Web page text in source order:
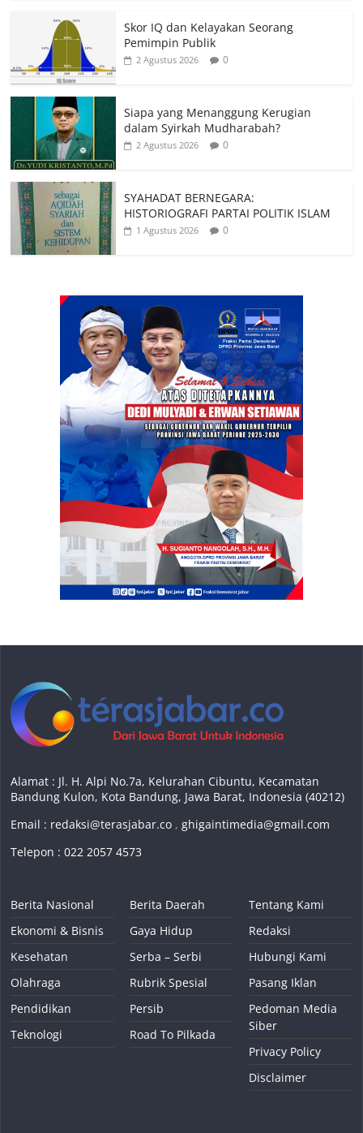
Skor IQ dan Kelayakan Seorang
Pemimpin Publik
2 Agustus 2026 0
Siapa yang Menanggung Kerugian
dalam Syirkah Mudharabah?
2 Agustus 2026 0
SYAHADAT BERNEGARA:
HISTORIOGRAFI PARTAI POLITIK ISLAM
1 Agustus 2026 0
Alamat : Jl. H. Alpi No.7a, Kelurahan Cibuntu, Kecamatan
Bandung Kulon, Kota Bandung, Jawa Barat, Indonesia (40212)
Email : redaksi@terasjabar.co ,ghigaintimedia@gmail.com
Telepon : 022 2057 4573
Berita Nasional
Ekonomi & Bisnis
Kesehatan
Olahraga
Pendidikan
Teknologi
Berita Daerah
Gaya Hidup
Serba – Serbi
Rubrik Spesial
Persib
Road To Pilkada
Tentang Kami
Redaksi
Hubungi Kami
Pasang Iklan
Pedoman Media
Siber
Privacy Policy
Disclaimer